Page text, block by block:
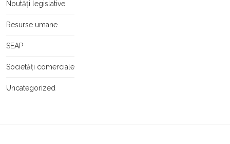
Noutăți legislative
Resurse umane
SEAP
Societăți comerciale
Uncategorized